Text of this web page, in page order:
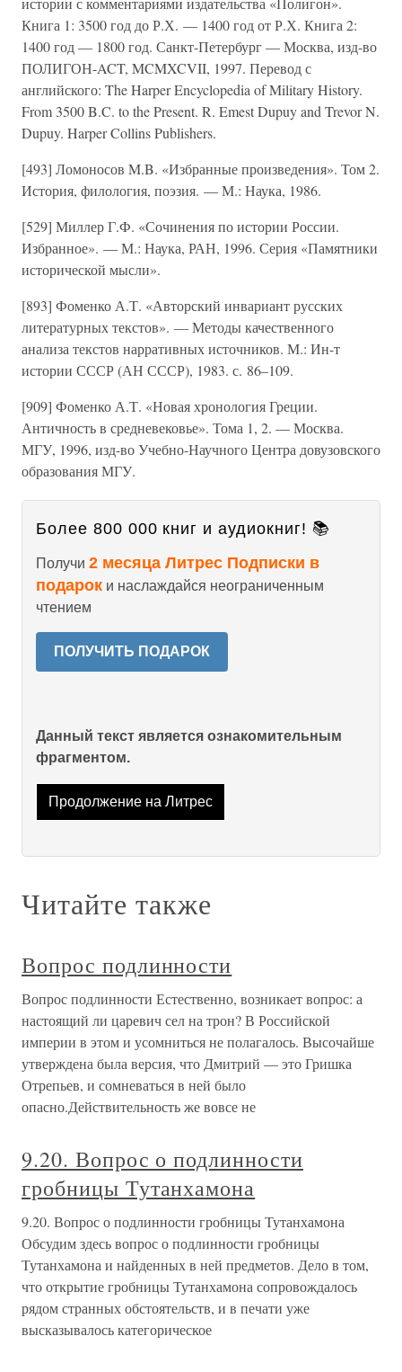
Книга 1: 3500 год до Р.Х. — 1400 год от Р.Х. Книга 2:
1400 год — 1800 год. Санкт-Петербург — Москва, изд-во
ПОЛИГОН-ACT, MCMXCVII, 1997. Перевод с
английского: The Harper Encyclopedia of Military History.
From 3500 B.C. to the Present. R. Emest Dupuy and Trevor N.
Dupuy. Harper Collins Publishers.
[493] Ломоносов M.B. «Избранные произведения». Том 2.
История, филология, поэзия. — М.: Наука, 1986.
[529] Миллер Г.Ф. «Сочинения по истории России.
Избранное». — М.: Наука, РАН, 1996. Серия «Памятники
исторической мысли».
[893] Фоменко А.Т. «Авторский инвариант русских
литературных текстов». — Методы качественного
анализа текстов нарративных источников. М.: Ин-т
истории СССР (АН СССР), 1983. с. 86–109.
[909] Фоменко А.Т. «Новая хронология Греции.
Античность в средневековье». Тома 1, 2. — Москва.
МГУ, 1996, изд-во Учебно-Научного Центра довузовского
образования МГУ.
Более 800 000 книг и аудиокниг! 📚
Получи 2 месяца Литрес Подписки в
подарок и наслаждайся неограниченным
чтением
ПОЛУЧИТЬ ПОДАРОК
Данный текст является ознакомительным
фрагментом.
Продолжение на Литрес
Читайте также
Вопрос подлинности
Вопрос подлинности Естественно, возникает вопрос: а
настоящий ли царевич сел на трон? В Российской
империи в этом и усомниться не полагалось. Высочайше
утверждена была версия, что Дмитрий — это Гришка
Отрепьев, и сомневаться в ней было
опасно.Действительность же вовсе не
9.20. Вопрос о подлинности
гробницы Тутанхамона
9.20. Вопрос о подлинности гробницы Тутанхамона
Обсудим здесь вопрос о подлинности гробницы
Тутанхамона и найденных в ней предметов. Дело в том,
что открытие гробницы Тутанхамона сопровождалось
рядом странных обстоятельств, и в печати уже
высказывалось категорическое